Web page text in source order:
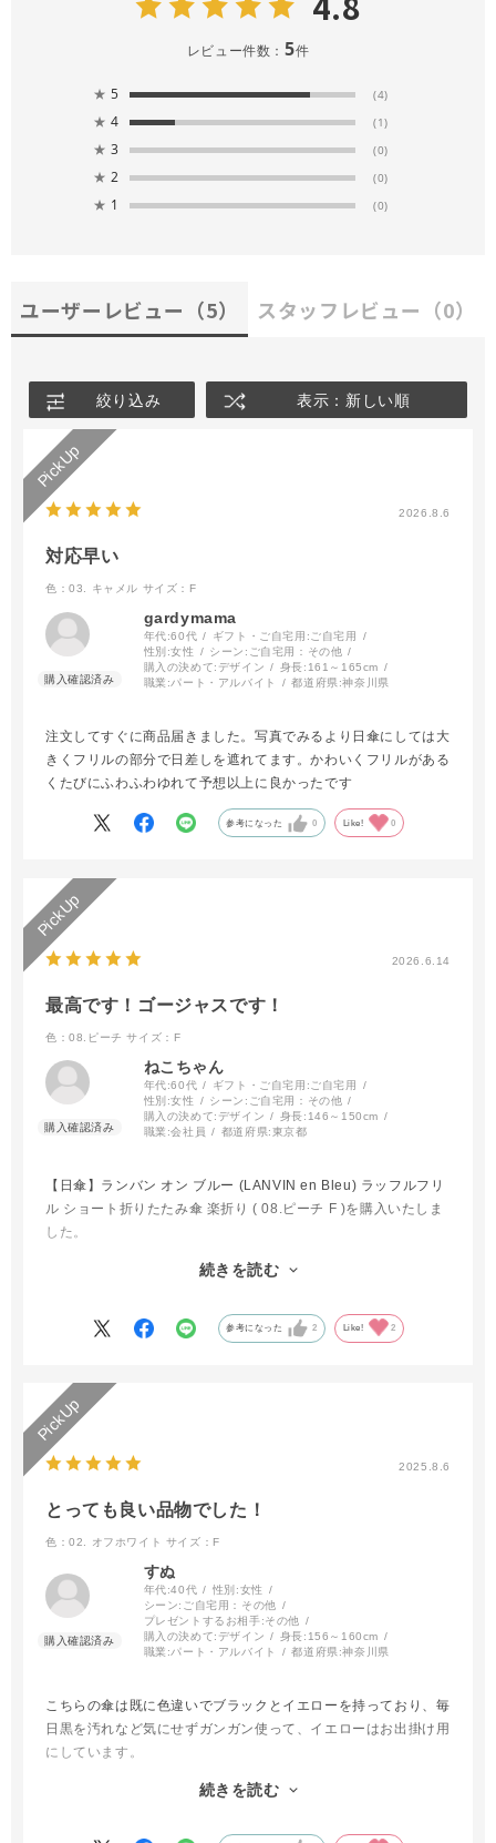
レビュー件数： 5件
★ 5 (4)
★ 4 (1)
★ 3 (0)
★ 2 (0)
★ 1 (0)
ユーザーレビュー （5） スタッフレビュー （0）
絞り込み 表示：新しい順
2026.8.6
対応早い
色：03. キャメル サイズ：F
gardymama
年代:60代 ギフト・ご自宅用:ご自宅用
性別:女性 シーン: ご自宅用：その他
購入の決めて: デザイン 身長: 161～165cm
職業:パート・アルバイト 都道府県:神奈川県
注文してすぐに商品届きました。写真でみるより日傘にしては大
きくフリルの部分で日差しを遮れてます。かわいくフリルがある
くたびにふわふわゆれて予想以上に良かったです
参考になった 0 Like! 0
2026.6.14
最高です！ゴージャスです！
色：08.ピーチ サイズ：F
ねこちゃん
年代:60代 ギフト・ご自宅用: ご自宅用
性別:女性 シーン: ご自宅用：その他
購入の決めて: デザイン 身長: 146～150cm
職業:会社員 都道府県:東京都
【日傘】ランバン オン ブルー (LANVIN en Bleu) ラッフルフリ
ル ショート折りたたみ傘 楽折り ( 08.ピーチ F )を購入いたしま
した。
フリルがゴージャスで さしていても
マダムの気持ちになれます。
どこにお出かけいたしましょうか。
続きを読む
参考になった 2 Like! 2
2025.8.6
とっても良い品物でした！
色：02. オフホワイト サイズ：F
すぬ
年代:40代 性別:女性
シーン: ご自宅用：その他
プレゼントするお相手:その他
購入の決めて: デザイン 身長: 156～160cm
職業:パート・アルバイト 都道府県:神奈川県
こちらの傘は既に色違いでブラックとイエローを持っており、毎
日黒を汚れなど気にせずガンガン使って、イエローはお出掛け用
にしています。
いる方を良く見かけて、涼しそうだなあと思い三本目として思い
続きを読む